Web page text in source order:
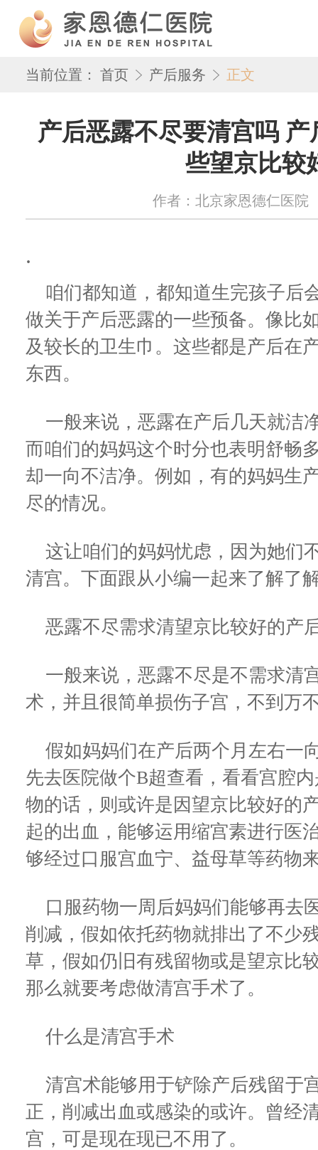
当前位置： 首页 产后服务 正文
产后恶露不尽要清宫吗
些望京比较
作者：北京家恩德仁医院
.
咱们都知道，都知道生完孩子后
做关于产后恶露的一些预备。像比
及较长的卫生巾。这些都是产后在
东西。
一般来说，恶露在产后几天就洁
而咱们的妈妈这个时分也表明舒畅
却一向不洁净。例如，有的妈妈生
尽的情况。
这让咱们的妈妈忧虑，因为她们
清宫。下面跟从小编一起来了解了
恶露不尽需求清望京比较好的产
一般来说，恶露不尽是不需求清
术，并且很简单损伤子宫，不到万
假如妈妈们在产后两个月左右一
先去医院做个B超查看，看看宫腔
物的话，则或许是因望京比较好的
起的出血，能够运用缩宫素进行医
够经过口服宫血宁、益母草等药物
口服药物一周后妈妈们能够再去
削减，假如依托药物就排出了不少
草，假如仍旧有残留物或是望京比
那么就要考虑做清宫手术了。
什么是清宫手术
清宫术能够用于铲除产后残留于
正，削减出血或感染的或许。曾经
宫，可是现在现已不用了。